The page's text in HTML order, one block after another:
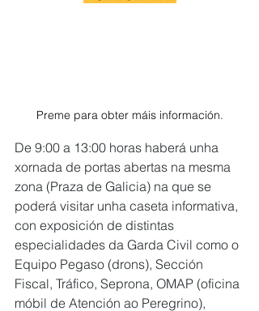
Preme para obter máis información.
De 9:00 a 13:00 horas haberá unha
xornada de portas abertas na mesma
zona (Praza de Galicia) na que se
poderá visitar unha caseta informativa,
con exposición de distintas
especialidades da Garda Civil como o
Equipo Pegaso (drons), Sección
Fiscal, Tráfico, Seprona, OMAP (oficina
móbil de Atención ao Peregrino),